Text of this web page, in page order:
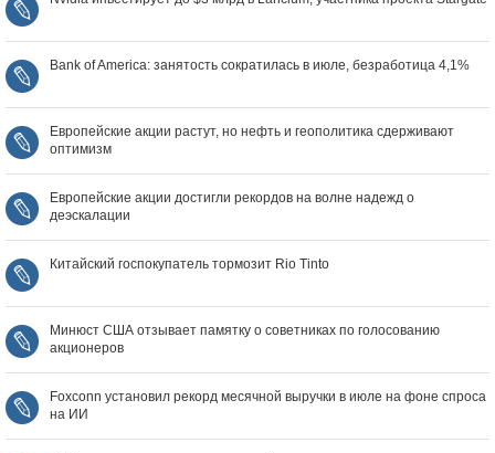
Bank of America: занятость сократилась в июле, безработица 4,1%
Европейские акции растут, но нефть и геополитика сдерживают
оптимизм
Европейские акции достигли рекордов на волне надежд о
деэскалации
Китайский госпокупатель тормозит Rio Tinto
Минюст США отзывает памятку о советниках по голосованию
акционеров
Foxconn установил рекорд месячной выручки в июле на фоне спроса
на ИИ